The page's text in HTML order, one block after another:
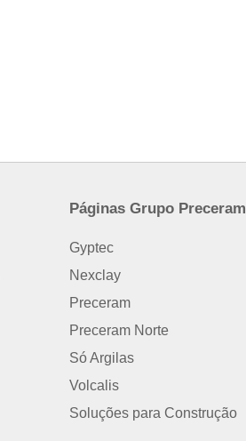
Páginas Grupo Preceram
Gyptec
Nexclay
Preceram
Preceram Norte
Só Argilas
Volcalis
Soluções para Construção